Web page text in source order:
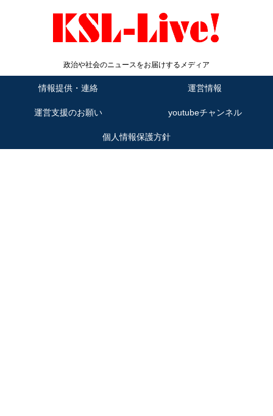
政治や社会のニュースをお届けするメディア
情報提供・連絡 運営情報
運営支援のお願い youtubeチャンネル
個人情報保護方針